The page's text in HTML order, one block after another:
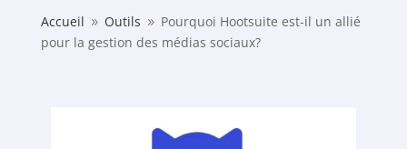
Accueil 9 Outils 9 Pourquoi Hootsuite est-il un allié
pour la gestion des médias sociaux?